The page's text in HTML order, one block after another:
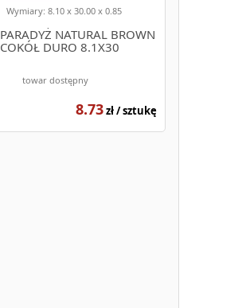
PARADYŻ NATURAL BROWN
COKÓŁ DURO 8.1X30
Wymiary: 8.10 x 30.00 x 0.85
towar dostępny
8.73zł / sztukę